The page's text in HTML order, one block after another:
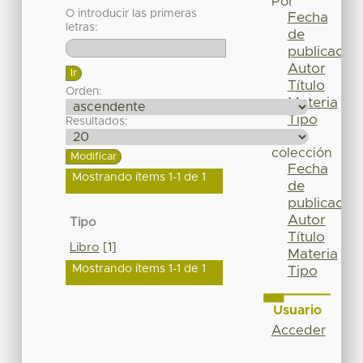
O introducir las primeras
letras:
Orden:
Resultados:
Mostrando ítems 1-1 de 1
Tipo
Libro [1]
Mostrando ítems 1-1 de 1
Fecha
de
publicación
Autor
Título
Materia
Tipo
colección
Fecha
de
publicación
Autor
Título
Materia
Tipo
Usuario
Acceder